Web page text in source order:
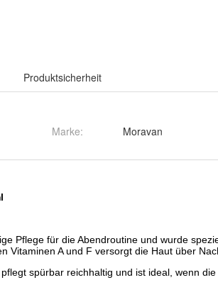
Produktsicherheit
Marke: Moravan